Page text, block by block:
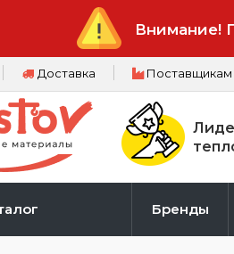
Внимание!
Доставка Поставщикам
Бренды